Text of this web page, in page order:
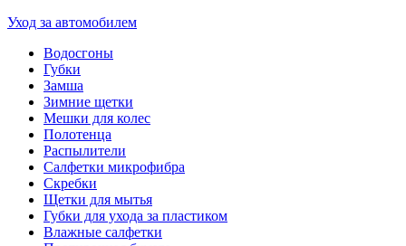
Уход за автомобилем
Водосгоны
Губки
Замша
Зимние щетки
Мешки для колес
Полотенца
Распылители
Салфетки микрофибра
Скребки
Щетки для мытья
Губки для ухода за пластиком
Влажные салфетки